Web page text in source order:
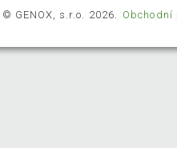
© GENOX, s.r.o. 2026. Obchodní